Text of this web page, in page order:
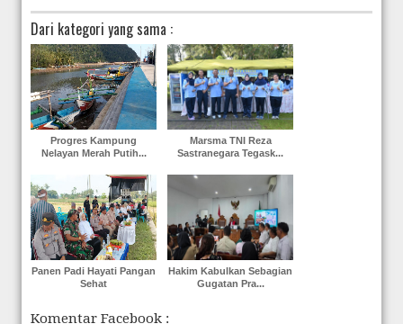
Dari kategori yang sama :
Progres Kampung
Nelayan Merah Putih...
Marsma TNI Reza
Sastranegara Tegask...
Panen Padi Hayati Pangan
Sehat
Hakim Kabulkan Sebagian
Gugatan Pra...
Komentar Facebook :